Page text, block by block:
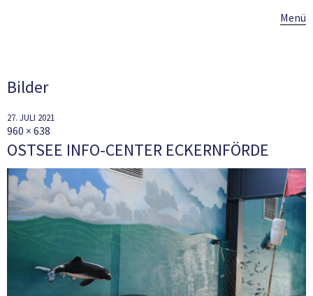
Menü
Bilder
27. JULI 2021
960 × 638
OSTSEE INFO-CENTER ECKERNFÖRDE